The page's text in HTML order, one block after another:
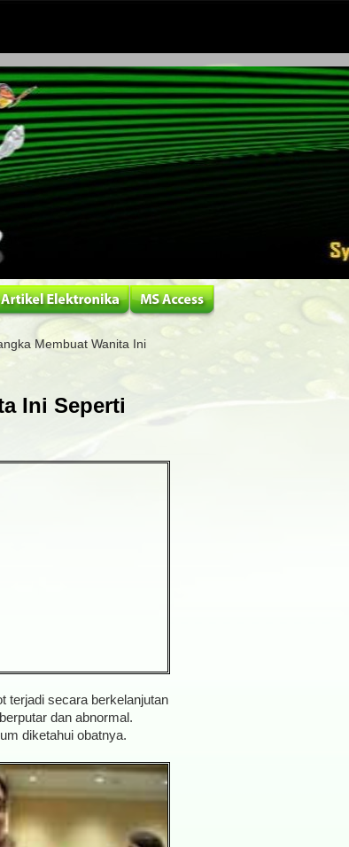
Membuat Wanita Ini
Ini Seperti
terjadi secara berkelanjutan
dan abnormal.
diketahui obatnya.